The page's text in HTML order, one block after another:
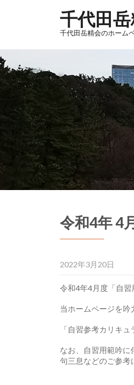
千代田
千代田岳精会のホーム
令和4年 4
2022年3月20日
令和4年4月度「自習
当ホームページを吟
「自習参考カリキ
なお、自習用範吟に
句三息などのご参考